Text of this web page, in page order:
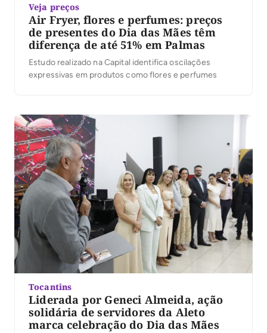
Veja preços
Air Fryer, flores e perfumes: preços
de presentes do Dia das Mães têm
diferença de até 51% em Palmas
Estudo realizado na Capital identifica oscilações
expressivas em produtos como flores e perfumes
Tocantins
Liderada por Geneci Almeida, ação
solidária de servidores da Aleto
marca celebração do Dia das Mães